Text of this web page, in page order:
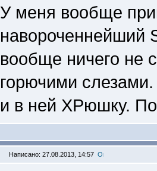
У меня вообще
навороченнейший
вообще ничего не
горючими
и в ней ХРюшку.
Написано: 27.08.2013, 14:57